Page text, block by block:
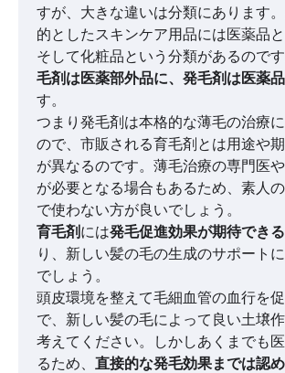
すが、大きな違いは分類にあります
的としたスキンケア用品には医薬品と
そして化粧品という分類があるので
毛剤は医薬部外品に、発毛剤は医薬
す。
つまり発毛剤は本格的な薄毛の治療
ので、市販される育毛剤とは用途や
が異なるのです。薄毛治療の専門医
が必要となる場合もあるため、素人
で使わない方が良いでしょう。
育毛剤には発毛促進効果が期待できる
り、新しい髪の毛の生成のサポート
でしょう。
頭皮環境を整えて毛細血管の血行を
で、新しい髪の毛によって良い土壌
考えてください。しかしあくまでも
るため、 直接的な発毛効果までは認